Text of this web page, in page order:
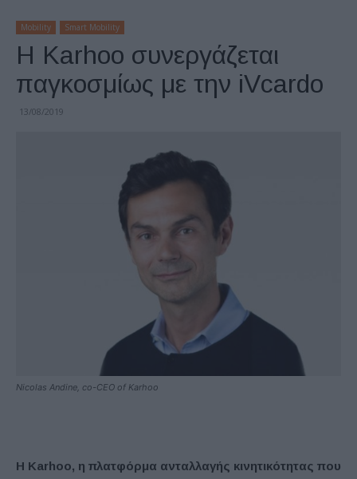
Mobility Smart Mobility
Η Karhoo συνεργάζεται
παγκοσμίως με την iVcardo
13/08/2019
Nicolas Andine, co-CEO of Karhoo
Η Karhoo, η πλατφόρμα ανταλλαγής κινητικότητας που